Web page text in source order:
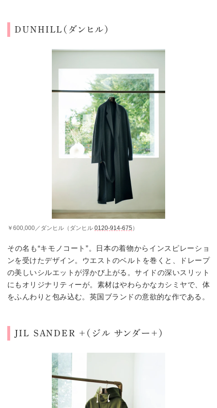
DUNHILL（ダンヒル）
￥600,000／ダンヒル（ダンヒル 0120-914-675 ）
その名も“キモノコート”。日本の着物からインスピレーショ
ンを受けたデザイン。ウエストのベルトを巻くと、ドレープ
の美しいシルエットが浮かび上がる。サイドの深いスリット
にもオリジナリティーが。素材はやわらかなカシミヤで、体
をふんわりと包み込む。英国ブランドの意欲的な作である。
JIL SANDER +（ジル サンダー＋）